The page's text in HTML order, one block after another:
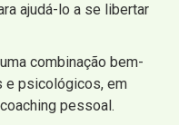
ajudá-lo a se libertar
combinação bem-
e psicológicos, em
pessoal.